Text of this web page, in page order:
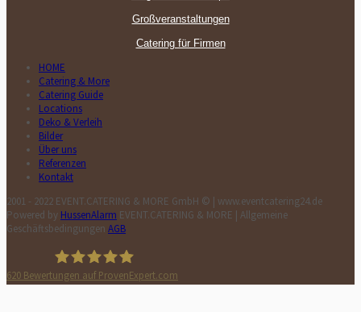
Großveranstaltungen
Catering für Firmen
HOME
Catering & More
Catering Guide
Locations
Deko & Verleih
Bilder
Über uns
Referenzen
Kontakt
2001 - 2022 EVENT.CATERING & MORE GmbH © | www.eventcatering24.de
Powered by HussenAlarm EVENT.CATERING & MORE | Allgemeine
Geschäftsbedingungen AGB
620 Bewertungen auf ProvenExpert.com